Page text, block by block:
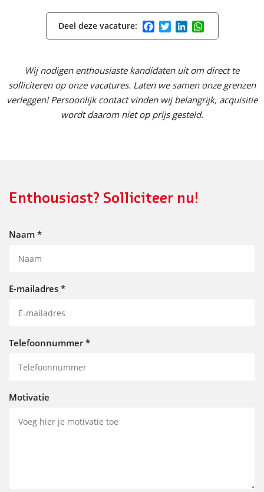
Deel deze vacature: Facebook
TwitterLinkedIn
Wij nodigen enthousiaste kandidaten uit om direct te
solliciteren op onze vacatures. Laten we samen onze grenzen
verleggen! Persoonlijk contact vinden wij belangrijk, acquisitie
wordt daarom niet op prijs gesteld.
Enthousiast? Solliciteer nu!
Naam *
E-mailadres *
Telefoonnummer*
Motivatie